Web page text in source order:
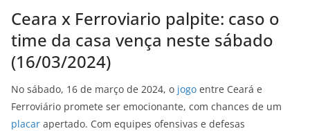
Ceara x Ferroviario palpite: caso o
time da casa vença neste sábado
(16/03/2024)
No sábado, 16 de março de 2024, o jogo entre Ceará e
Ferroviário promete ser emocionante, com chances de um
placar apertado. Com equipes ofensivas e defesas